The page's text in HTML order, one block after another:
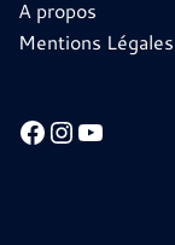
A propos
Mentions Légales
Facebook
Instagram
YouTube